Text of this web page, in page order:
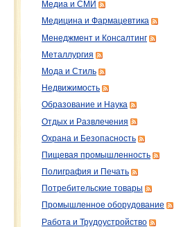
Медиа и СМИ
Медицина и Фармацевтика
Менеджмент и Консалтинг
Металлургия
Мода и Стиль
Недвижимость
Образование и Наука
Отдых и Развлечения
Охрана и Безопасность
Пищевая промышленность
Полиграфия и Печать
Потребительские товары
Промышленное оборудование
Работа и Трудоустройство